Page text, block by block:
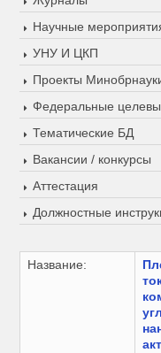
Научные
УНУ И ЦКП
Проекты
Федеральные
Тематические БД
Вакансии / конкурсы
Аттестация
Должностные
Название: